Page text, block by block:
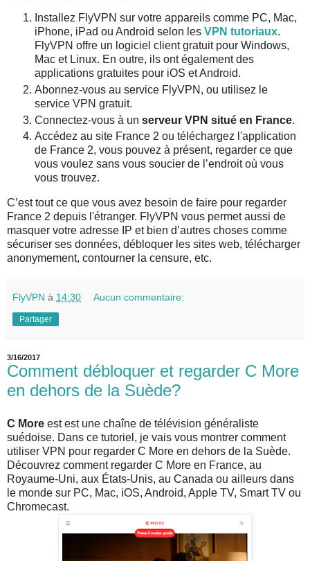
Installez FlyVPN sur votre appareils comme PC, Mac,
iPhone, iPad ou Android selon les VPN tutoriaux.
FlyVPN offre un logiciel client gratuit pour Windows,
Mac et Linux. En outre, ils ont également des
applications gratuites pour iOS et Android.
Abonnez-vous au service FlyVPN, ou utilisez le
service VPN gratuit.
Connectez-vous à un serveur VPN situé en France.
Accédez au site France 2 ou téléchargez l'application
de France 2, vous pouvez à présent, regarder ce que
vous voulez sans vous soucier de l’endroit où vous
vous trouvez.
C’est tout ce que vous avez besoin de faire pour regarder
France 2 depuis l'étranger. FlyVPN vous permet aussi de
masquer votre adresse IP et bien d’autres choses comme
sécuriser ses données, débloquer les sites web, télécharger
anonymement, contourner la censure, etc.
FlyVPN à 14:30 Aucun commentaire:
Partager
3/16/2017
Comment débloquer et regarder C More
en dehors de la Suède?
C More est est une chaîne de télévision généraliste
suédoise. Dans ce tutoriel, je vais vous montrer comment
utiliser VPN pour regarder C More en dehors de la Suède.
Découvrez comment regarder C More en France, au
Royaume-Uni, aux États-Unis, au Canada ou ailleurs dans
le monde sur PC, Mac, iOS, Android, Apple TV, Smart TV ou
Chromecast.